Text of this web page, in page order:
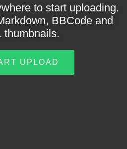
to start uploading.
BBCode and
thumbnails.
UPLOAD